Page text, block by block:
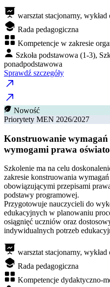
warsztat stacjonarny,
Rada pedagogiczna
Kompetencje w zakresie
Szkoła podstawowa (1-3),
ponadpodstawowa
Sprawdź szczegóły
Nowość
Priorytety MEN 2026/2027
Konstruowanie
wymogami prawa
Szkolenie ma na celu
zakresie konstruowania
obowiązującymi przepisami
podstawy programowej.
Przygotowuje nauczycieli do
edukacyjnych w planowaniu
osiągnięć uczniów oraz
indywidualnych potrzeb
warsztat stacjonarny,
Rada pedagogiczna
Kompetencje dydaktyczno-